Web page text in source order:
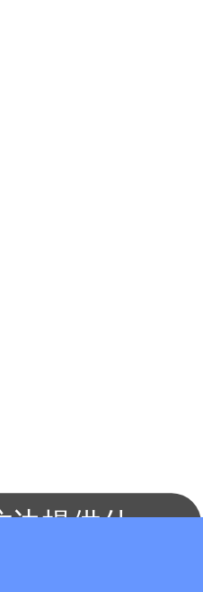
需要我们这边提供什么资料？